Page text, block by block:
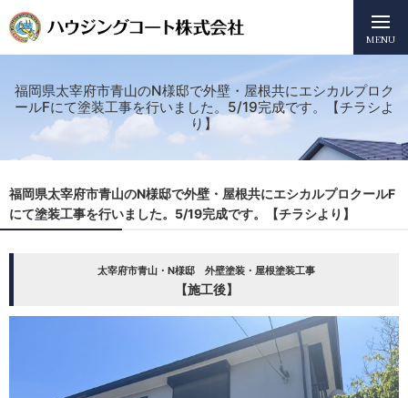
MENU
福岡県太宰府市青山のN様邸で外壁・屋根共にエシカルプロク
ールFにて塗装工事を行いました。5/19完成です。【チラシよ
り】
福岡県太宰府市青山のN様邸で外壁・屋根共にエシカルプロクールF
にて塗装工事を行いました。5/19完成です。【チラシより】
太宰府市青山・N様邸 外壁塗装・屋根塗装工事
【施工後】